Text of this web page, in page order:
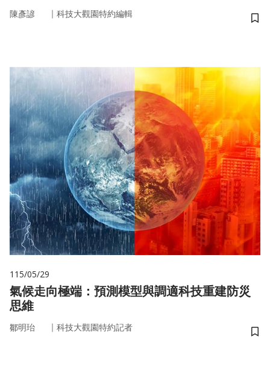
陳彥諺 ｜ 科技大觀園特約編輯
儲
115/05/29
氣候走向極端：預測模型與調適科技重建防災
思維
鄒明珆 ｜ 科技大觀園特約記者
儲